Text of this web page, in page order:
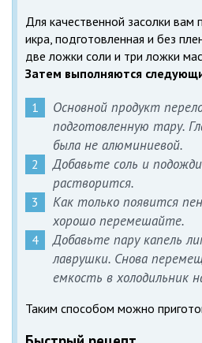
Для качественной засолки вам
икра, подготовленная и без
две ложки соли и три ложки
Затем выполняются
Основной продукт
подготовленную тару.
была не алюминиевой.
Добавьте соль и
растворится.
Как только появится
хорошо перемешайте.
Добавьте пару капель
лаврушки. Снова
емкость в холодильник
Таким способом можно